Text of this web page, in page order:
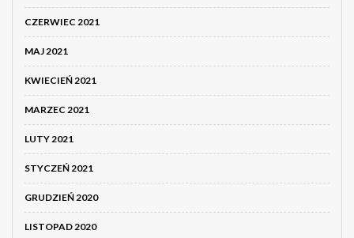
CZERWIEC 2021
MAJ 2021
KWIECIEŃ 2021
MARZEC 2021
LUTY 2021
STYCZEŃ 2021
GRUDZIEŃ 2020
LISTOPAD 2020